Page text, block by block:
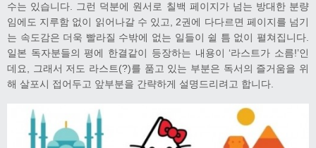
수는 있습니다. 그런 덕분에 원서로 칠백 페이지가 넘는 방대한 분량
임에도 지루함 없이 읽어나갈 수 있고, 2권에 다다르면 페이지를 넘기
는 속도감은 더욱 빨라질 수밖에 없는 일들이 쉴 틈 없이 펼쳐집니다.
일본 독자분들의 평에 한결같이 등장하는 내용이 ‘라스트가 소름!’인
데요, 그래서 저도 라스트(?)를 품고 있는 부분은 독서의 즐거움을 위
해 살포시 접어두고 앞부분을 간략하게 설명드리려고 합니다.